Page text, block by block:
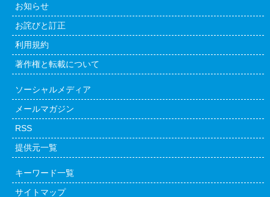
お知らせ
お詫びと訂正
利用規約
著作権と転載について
ソーシャルメディア
メールマガジン
RSS
提供元一覧
キーワード一覧
サイトマップ